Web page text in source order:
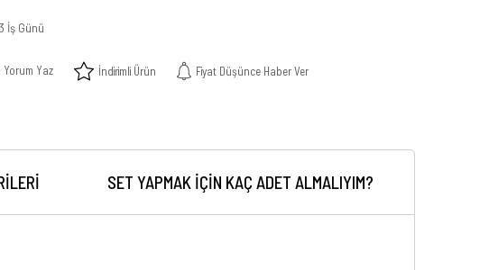
İş Günü
Yorum Yaz İndirimli Ürün Fiyat Düşünce Haber Ver
SET YAPMAK İÇİN KAÇ ADET ALMALIYIM?